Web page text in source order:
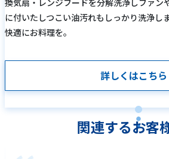
に付いたしつこい油汚れもしっかり洗浄し
快適にお料理を。
詳しくはこちら
関連するお客